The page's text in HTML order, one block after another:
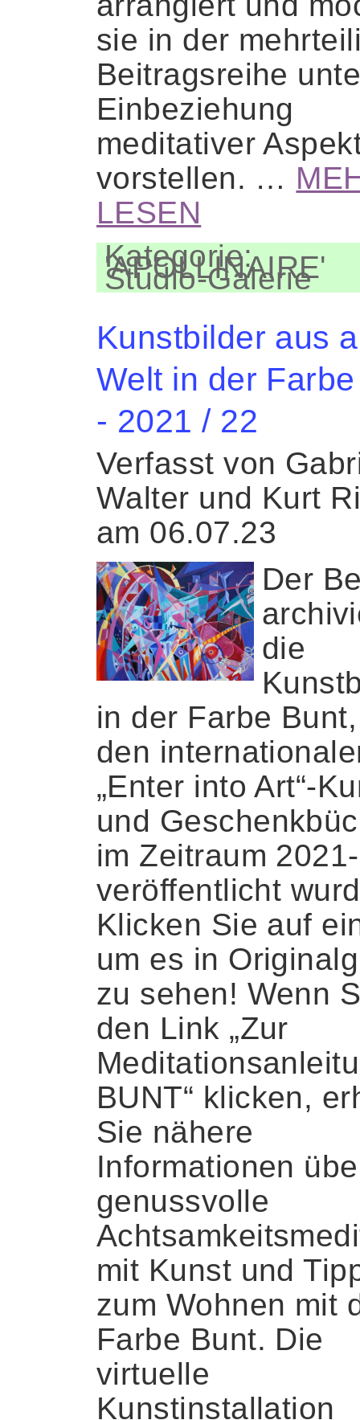
sie in der
Beitragsreihe
Einbeziehung
meditativer
vorstellen. …
LESEN
Kategorie:
'APOLLINAIRE'
Studio-Galerie
Kunstbilder aus
Welt in der
- 2021 / 22
Verfasst von
Walter und Kurt
am 06.07.23
Der
die
in der Farbe
den
„Enter into Art“-
und
im Zeitraum
veröffentlicht
Klicken Sie auf
um es in
zu sehen! Wenn
den Link „Zur
BUNT“ klicken,
Sie nähere
Informationen
genussvolle
mit Kunst und
zum Wohnen mit
Farbe Bunt. Die
virtuelle
Kunstinstallation